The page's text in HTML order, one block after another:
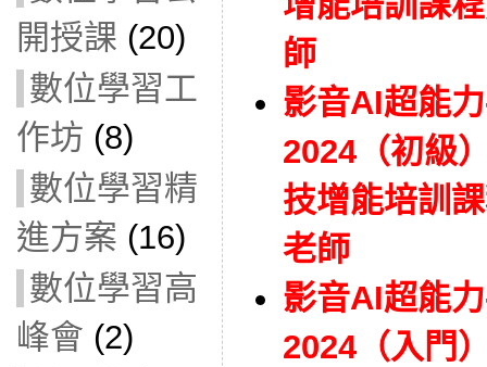
開授課 (20)
數位學習工
作坊 (8)
數位學習精
進方案 (16)
數位學習高
峰會 (2)
師
影音AI超能
2024（初級
技增能培訓
老師
影音AI超能
2024（入門